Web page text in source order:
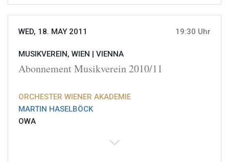
WED, 18. MAY 2011 19:30 Uhr
MUSIKVEREIN, WIEN | VIENNA
Abonnement Musikverein 2010/11
ORCHESTER WIENER AKADEMIE
MARTIN HASELBÖCK
OWA